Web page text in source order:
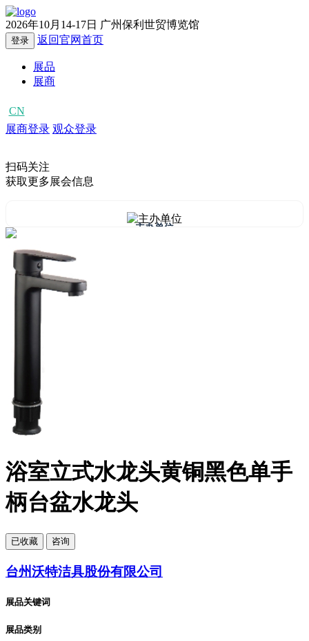
2026年10月14-17日 广州保利世贸博览馆
登录 返回官网首页
展品
展商
CN
展商登录 观众登录
扫码关注
获取更多展会信息
主办单位
浴室立式水龙头黄铜黑色单手
柄台盆水龙头
已收藏 咨询
台州沃特洁具股份有限公司
展品关键词
展品类别